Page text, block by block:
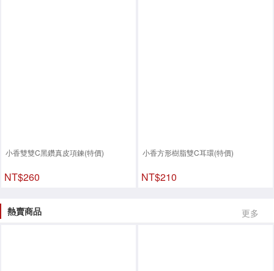
小香雙雙C黑鑽真皮項鍊(特價)
NT$260
小香方形樹脂雙C耳環(特價)
NT$210
熱賣商品 更多